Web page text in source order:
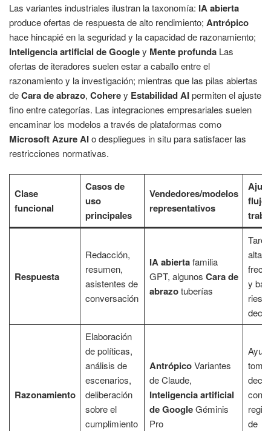
Las variantes industriales ilustran la taxonomía: IA abierta
produce ofertas de respuesta de alto rendimiento; Antrópico
hace hincapié en la seguridad y la capacidad de razonamiento;
Inteligencia artificial de Googley Mente profunda Las
ofertas de iteradores suelen estar a caballo entre el
razonamiento y la investigación; mientras que las pilas abiertas
deCara de abrazo, Coherey Estabilidad AIpermiten el ajuste
fino entre categorías. Las integraciones empresariales suelen
encaminar los modelos a través de plataformas como
Microsoft Azure AIo despliegues in situ para satisfacer las
restricciones normativas.
Clase
funcional
Casos de
uso
principales
Vendedores/modelos
representativos
flujo
Respuesta
Redacción,
resumen,
asistentes de
conversación
IA abiertafamilia
GPT, algunos Cara de
abrazotuberías
alta
y bajo
Razonamiento
Elaboración
de políticas,
análisis de
escenarios,
deliberación
sobre el
cumplimiento
AntrópicoVariantes
de Claude,
Inteligencia artificial
de GoogleGéminis
Pro
toma
con
de